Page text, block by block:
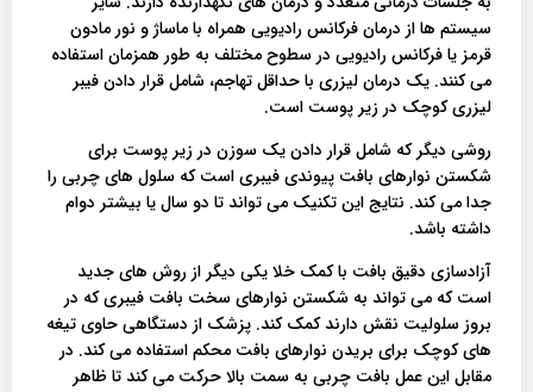
سیستم ها از درمان فرکانس رادیویی همراه با ماساژ و نور مادون
قرمز یا فرکانس رادیویی در سطوح مختلف به طور همزمان استفاده
می کنند. یک درمان لیزری با حداقل تهاجم، شامل قرار دادن فیبر
لیزری کوچک در زیر پوست است.
روشی دیگر که شامل قرار دادن یک سوزن در زیر پوست برای
شکستن نوارهای بافت پیوندی فیبری است که سلول های چربی را
جدا می کند. نتایج این تکنیک می تواند تا دو سال یا بیشتر دوام
داشته باشد.
آزادسازی دقیق بافت با کمک خلا یکی دیگر از روش های جدید
است که می تواند به شکستن نوارهای سخت بافت فیبری که در
بروز سلولیت نقش دارند کمک کند. پزشک از دستگاهی حاوی تیغه
های کوچک برای بریدن نوارهای بافت محکم استفاده می کند. در
مقابل این عمل بافت چربی به سمت بالا حرکت می کند تا ظاهر